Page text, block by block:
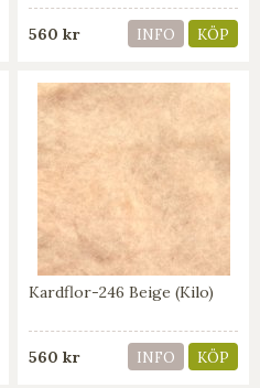
560 kr INFO KÖP
Kardflor-246 Beige (Kilo)
560 kr INFO KÖP